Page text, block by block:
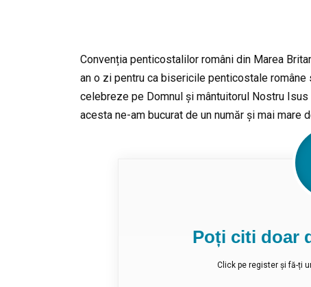
Convenția penticostalilor români din Marea
an o zi pentru ca bisericile penticostale
celebreze pe Domnul și mântuitorul Nostru
acesta ne-am bucurat de un număr și mai mare
Poți citi doar
Click pe register și fă-ți